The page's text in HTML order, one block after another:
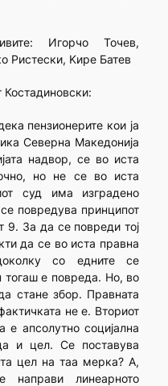
Игорчо Точев,
Kире Батев
Костадиновски:
пензионерите кои ја
Северна Македонија
надвор, се во иста
но не се во иста
суд има изградено
повредува принципот
9. За да се повреди тој
да се во иста правна
со едните се
тогаш е повреда. Но, во
стане збор. Правната
не е. Вториот
апсолутно социјална
и цел. Се поставува
цел на таа мерка? А,
линеарното